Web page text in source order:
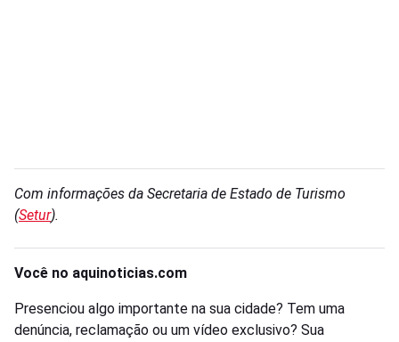
Com informações da Secretaria de Estado de Turismo
(Setur).
Você no aquinoticias.com
Presenciou algo importante na sua cidade? Tem uma
denúncia, reclamação ou um vídeo exclusivo? Sua